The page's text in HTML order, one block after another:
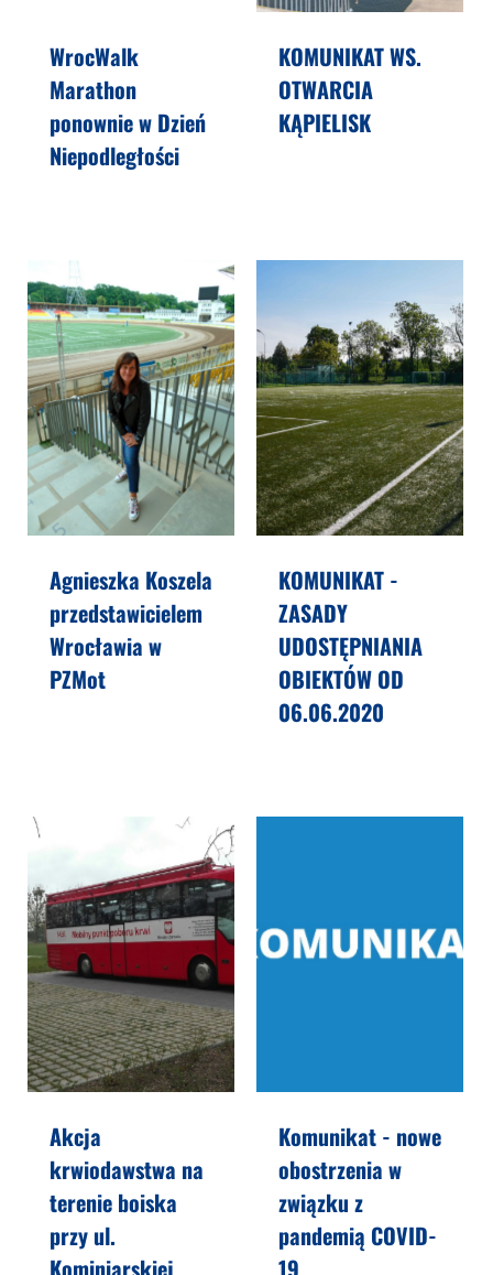
WrocWalk
Marathon
ponownie w Dzień
Niepodległości
KOMUNIKAT WS.
OTWARCIA
KĄPIELISK
Agnieszka Koszela
przedstawicielem
Wrocławia w
PZMot
KOMUNIKAT -
ZASADY
UDOSTĘPNIANIA
OBIEKTÓW OD
06.06.2020
Akcja
krwiodawstwa na
terenie boiska
przy ul.
Kominiarskiej
Komunikat - nowe
obostrzenia w
związku z
pandemią COVID-
19